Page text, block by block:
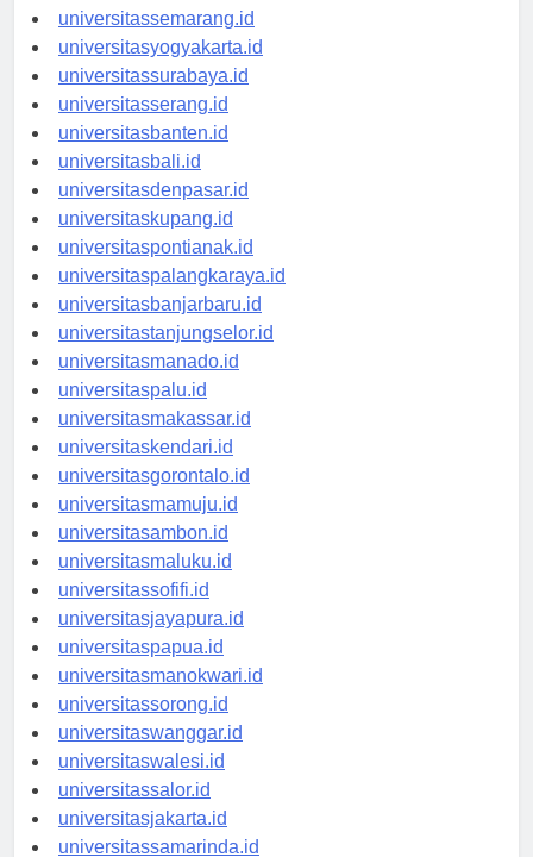
universitasbandung.id
universitassemarang.id
universitasyogyakarta.id
universitassurabaya.id
universitasserang.id
universitasbanten.id
universitasbali.id
universitasdenpasar.id
universitaskupang.id
universitaspontianak.id
universitaspalangkaraya.id
universitasbanjarbaru.id
universitastanjungselor.id
universitasmanado.id
universitaspalu.id
universitasmakassar.id
universitaskendari.id
universitasgorontalo.id
universitasmamuju.id
universitasambon.id
universitasmaluku.id
universitassofifi.id
universitasjayapura.id
universitaspapua.id
universitasmanokwari.id
universitassorong.id
universitaswanggar.id
universitaswalesi.id
universitassalor.id
universitasjakarta.id